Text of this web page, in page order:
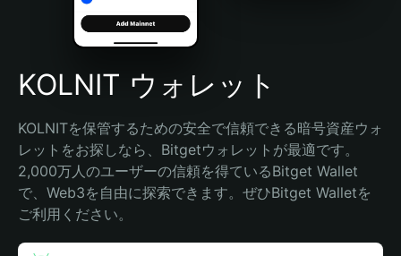
Português (Brasil)
Español (Argentina)
KOLNIT ウォレット
KOLNITを保管するための安全で信頼できる暗号資産ウォ
レットをお探しなら、Bitgetウォレットが最適です。
2,000万人のユーザーの信頼を得ているBitget Wallet
で、Web3を自由に探索できます。ぜひBitget Walletを
ご利用ください。